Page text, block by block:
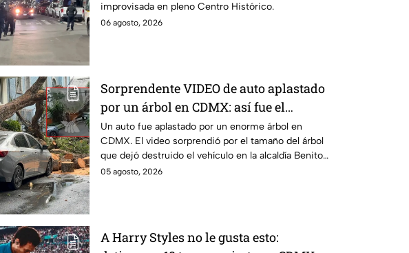
improvisada en pleno Centro Histórico.
06 agosto, 2026
Sorprendente VIDEO de auto aplastado
por un árbol en CDMX: así fue el
momento exacto
Un auto fue aplastado por un enorme árbol en
CDMX. El video sorprendió por el tamaño del árbol
que dejó destruido el vehículo en la alcaldía Benito
Juárez.
05 agosto, 2026
A Harry Styles no le gusta esto: